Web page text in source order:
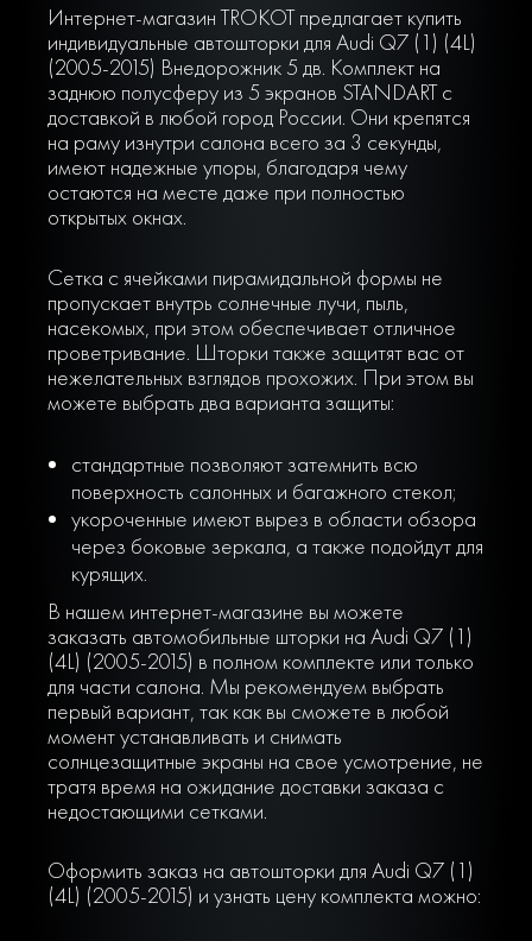
Интернет-магазин TROKOT предлагает купить
индивидуальные автошторки для Audi Q7 (1) (4L)
(2005-2015) Внедорожник 5 дв. Комплект на
заднюю полусферу из 5 экранов STANDART с
доставкой в любой город России. Они крепятся
на раму изнутри салона всего за 3 секунды,
имеют надежные упоры, благодаря чему
остаются на месте даже при полностью
открытых окнах.
Сетка с ячейками пирамидальной формы не
пропускает внутрь солнечные лучи, пыль,
насекомых, при этом обеспечивает отличное
проветривание. Шторки также защитят вас от
нежелательных взглядов прохожих. При этом вы
можете выбрать два варианта защиты:
стандартные позволяют затемнить всю
поверхность салонных и багажного стекол;
укороченные имеют вырез в области обзора
через боковые зеркала, а также подойдут для
курящих.
В нашем интернет-магазине вы можете
заказать автомобильные шторки на Audi Q7 (1)
(4L) (2005-2015) в полном комплекте или только
для части салона. Мы рекомендуем выбрать
первый вариант, так как вы сможете в любой
момент устанавливать и снимать
солнцезащитные экраны на свое усмотрение, не
тратя время на ожидание доставки заказа с
недостающими сетками.
Оформить заказ на автошторки для Audi Q7 (1)
(4L) (2005-2015) и узнать цену комплекта можно: